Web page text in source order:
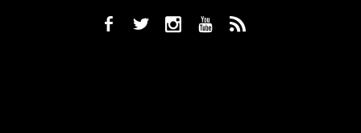
b a x r ,